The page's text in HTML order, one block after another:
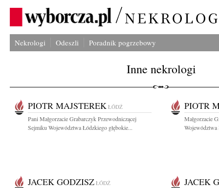
Nekrologi Odeszli Poradnik pogrzebowy
Inne nekrologi
PIOTR MAJSTEREK ŁÓDŹ
Pani Małgorzacie Grabarczyk Przewodniczącej
Sejmiku Województwa Łódzkiego głębokie...
PIOTR
Małgorzacie
Województwa
JACEK GODZISZ ŁÓDŹ JACEK